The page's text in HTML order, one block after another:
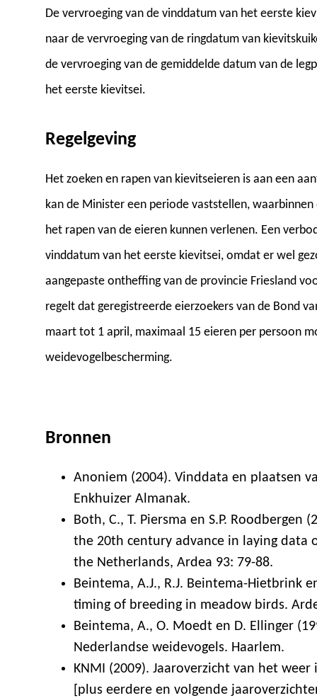
De vervroeging van de vinddatum van het eerste
naar de vervroeging van de ringdatum van
de vervroeging van de gemiddelde datum van de
het eerste kievitsei.
Regelgeving
Het zoeken en rapen van kievitseieren is aan een
kan de Minister een periode vaststellen,
het rapen van de eieren kunnen verlenen. Een
vinddatum van het eerste kievitsei, omdat er wel
aangepaste ontheffing van de provincie Friesland
regelt dat geregistreerde eierzoekers van de Bond
maart tot 1 april, maximaal 15 eieren per persoon
weidevogelbescherming.
Bronnen
Anoniem (2004). Vinddata en plaatsen
Enkhuizer Almanak.
Both, C., T. Piersma en S.P. Roodbergen
the 20th century advance in laying data
the Netherlands, Ardea 93: 79-88.
Beintema, A.J., R.J. Beintema-Hietbrink
timing of breeding in meadow birds.
Beintema, A., O. Moedt en D. Ellinger
Nederlandse weidevogels. Haarlem.
KNMI (2009). Jaaroverzicht van het
[plus eerdere en volgende